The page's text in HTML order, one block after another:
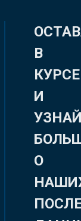
В
КУРСЕ
И
О